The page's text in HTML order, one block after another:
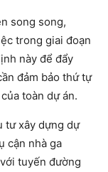
song song,
trong giai đoạn
này để đẩy
đảm bảo thứ tự
toàn dự án.
tư xây dựng dự
cận nhà ga
tuyến đường